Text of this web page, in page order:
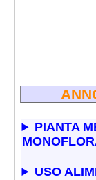
PIANTA
USO